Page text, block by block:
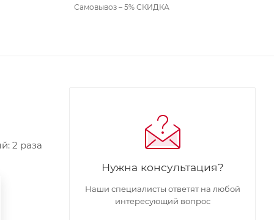
Самовывоз – 5% СКИДКА
2 раза
Нужна консультация?
Наши специалисты ответят на любой
интересующий вопрос